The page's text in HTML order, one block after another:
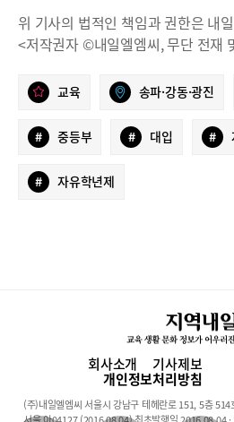
위 기사의 법적인 책임과 권한은 내
<저작권자 ©내일엘엠씨, 무단 전재
교육 송파·강동·광진
# 중등부 # 대입 #
# 자유학년제
회사소개 기사제보
개인정보처리방침
(주)내일엘엠씨 서울시 강남구 테헤란로 151, 5층